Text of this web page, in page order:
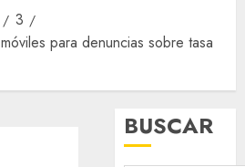
3
para denuncias sobre tasa
BUSCAR